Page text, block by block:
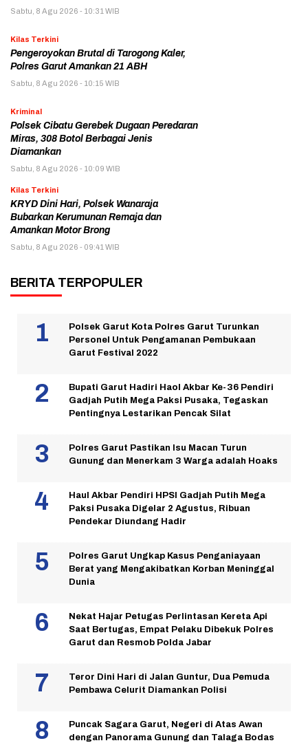
Sabtu, 8 Agu 2026 - 10:31 WIB
Kilas Terkini
Pengeroyokan Brutal di Tarogong Kaler,
Polres Garut Amankan 21 ABH
Sabtu, 8 Agu 2026 - 10:15 WIB
Kriminal
Polsek Cibatu Gerebek Dugaan Peredaran
Miras, 308 Botol Berbagai Jenis
Diamankan
Sabtu, 8 Agu 2026 - 10:09 WIB
Kilas Terkini
KRYD Dini Hari, Polsek Wanaraja
Bubarkan Kerumunan Remaja dan
Amankan Motor Brong
Sabtu, 8 Agu 2026 - 09:41 WIB
BERITA TERPOPULER
Polsek Garut Kota Polres Garut Turunkan
Personel Untuk Pengamanan Pembukaan
Garut Festival 2022
Bupati Garut Hadiri Haol Akbar Ke-36 Pendiri
Gadjah Putih Mega Paksi Pusaka, Tegaskan
Pentingnya Lestarikan Pencak Silat
Polres Garut Pastikan Isu Macan Turun
Gunung dan Menerkam 3 Warga adalah Hoaks
Haul Akbar Pendiri HPSI Gadjah Putih Mega
Paksi Pusaka Digelar 2 Agustus, Ribuan
Pendekar Diundang Hadir
Polres Garut Ungkap Kasus Penganiayaan
Berat yang Mengakibatkan Korban Meninggal
Dunia
Nekat Hajar Petugas Perlintasan Kereta Api
Saat Bertugas, Empat Pelaku Dibekuk Polres
Garut dan Resmob Polda Jabar
Teror Dini Hari di Jalan Guntur, Dua Pemuda
Pembawa Celurit Diamankan Polisi
Puncak Sagara Garut, Negeri di Atas Awan
dengan Panorama Gunung dan Talaga Bodas